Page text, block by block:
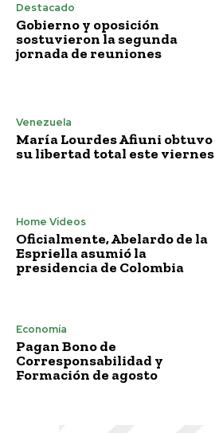
Destacado
Gobierno y oposición
sostuvieron la segunda
jornada de reuniones
Venezuela
María Lourdes Afiuni obtuvo
su libertad total este viernes
Home Vídeos
Oficialmente, Abelardo de la
Espriella asumió la
presidencia de Colombia
Economía
Pagan Bono de
Corresponsabilidad y
Formación de agosto